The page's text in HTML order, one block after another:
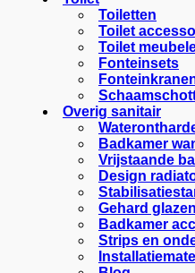
Toiletten
Toilet
Toilet
Fonteinsets
Overig sanitair
Badkamer
Vrijstaande
Design
Gehard
Badkamer
Strips en